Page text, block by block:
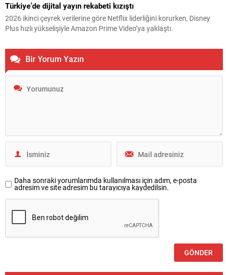
Türkiye’de dijital yayın rekabeti kızıştı
2026 ikinci çeyrek verilerine göre Netflix liderliğini korurken, Disney
Plus hızlı yükselişiyle Amazon Prime Video’ya yaklaştı.
Bir Yorum Yazın
Daha sonraki yorumlarımda kullanılması için adım, e-posta
adresim ve site adresim bu tarayıcıya kaydedilsin.